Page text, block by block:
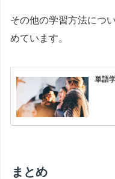
その他の学習方法につ
めています。
単語
まとめ